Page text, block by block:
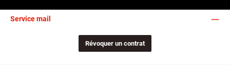
Service mail
Révoquer un contrat